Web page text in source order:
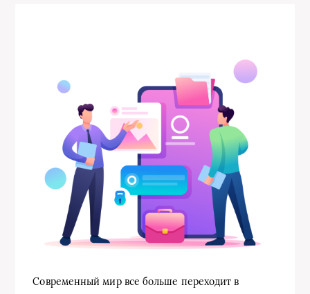
Современный мир все больше переходит в